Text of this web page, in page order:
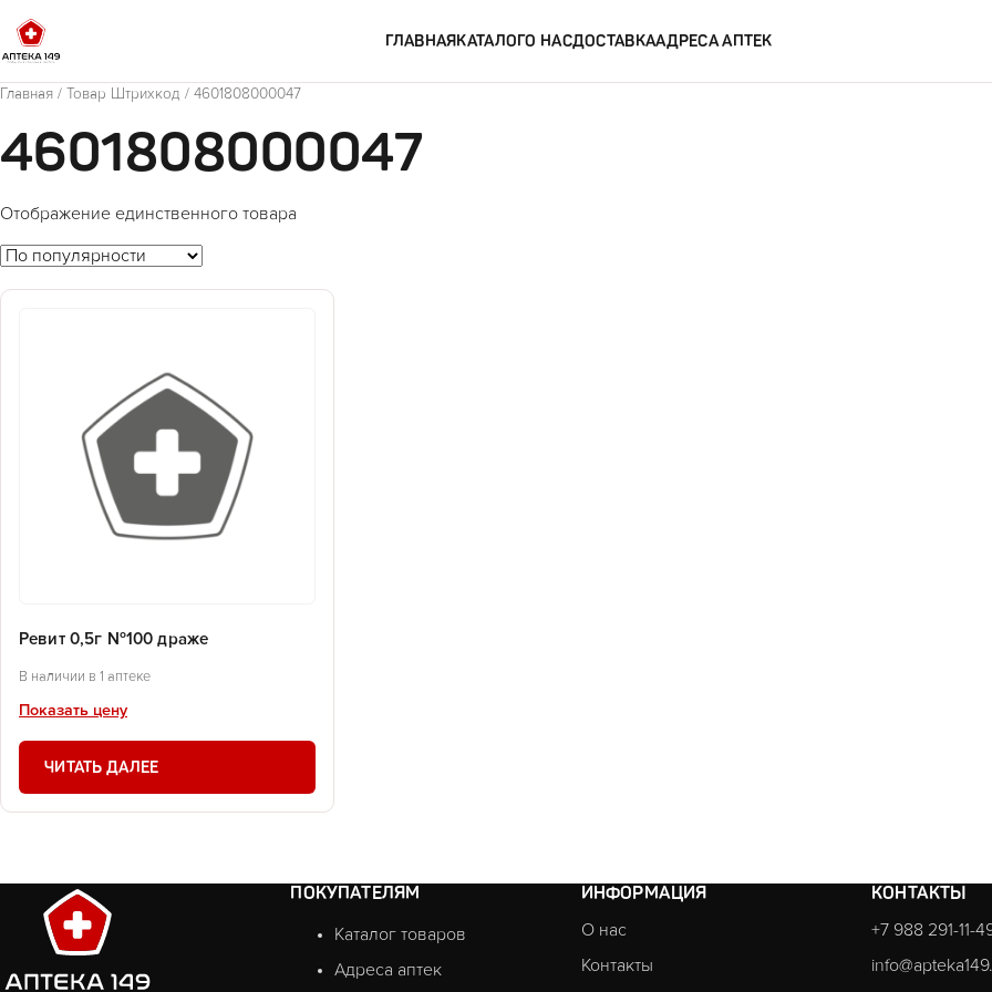
ГЛАВНАЯКАТАЛОГО НАСДОСТАВКААДРЕСА АПТЕК
Главная / Товар Штрихкод / 4601808000047
4601808000047
Отображение единственного товара
Ревит 0,5г №100 драже
В наличии в 1 аптеке
Показать цену
ЧИТАТЬ ДАЛЕЕ
ПОКУПАТЕЛЯМ
Каталог товаров
Адреса аптек
ИНФОРМАЦИЯ
О нас
Контакты
КОНТАКТЫ
+7 988 291-11-